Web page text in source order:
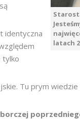
latach
identyczna
tylko
Tu prym